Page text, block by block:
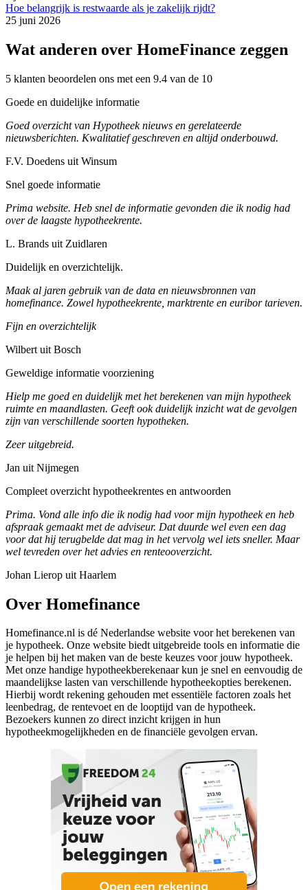
Hoe belangrijk is restwaarde als je zakelijk rijdt?
25 juni 2026
Wat anderen over HomeFinance zeggen
5 klanten beoordelen ons met een 9.4 van de 10
Goede en duidelijke informatie
Goed overzicht van Hypotheek nieuws en gerelateerde
nieuwsberichten. Kwalitatief geschreven en altijd onderbouwd.
F.V. Doedens uit Winsum
Snel goede informatie
Prima website. Heb snel de informatie gevonden die ik nodig had
over de laagste hypotheekrente.
L. Brands uit Zuidlaren
Duidelijk en overzichtelijk.
Maak al jaren gebruik van de data en nieuwsbronnen van
homefinance. Zowel hypotheekrente, marktrente en euribor tarieven.
Fijn en overzichtelijk
Wilbert uit Bosch
Geweldige informatie voorziening
Hielp me goed en duidelijk met het berekenen van mijn hypotheek
ruimte en maandlasten. Geeft ook duidelijk inzicht wat de gevolgen
zijn van verschillende soorten hypotheken.
Zeer uitgebreid.
Jan uit Nijmegen
Compleet overzicht hypotheekrentes en antwoorden
Prima. Vond alle info die ik nodig had voor mijn hypotheek en heb
afspraak gemaakt met de adviseur. Dat duurde wel even een dag
voor dat hij terugbelde dat mag in het vervolg wel iets sneller. Maar
wel tevreden over het advies en renteooverzicht.
Johan Lierop uit Haarlem
Over Homefinance
Homefinance.nl is dé Nederlandse website voor het berekenen van
je hypotheek. Onze website biedt uitgebreide tools en informatie die
je helpen bij het maken van de beste keuzes voor jouw hypotheek.
Met onze handige hypotheekberekenaar kun je snel en eenvoudig de
maandelijkse lasten van verschillende hypotheekopties berekenen.
Hierbij wordt rekening gehouden met essentiële factoren zoals het
leenbedrag, de rentevoet en de looptijd van de hypotheek.
Bezoekers kunnen zo direct inzicht krijgen in hun
hypotheekmogelijkheden en de financiële gevolgen ervan.